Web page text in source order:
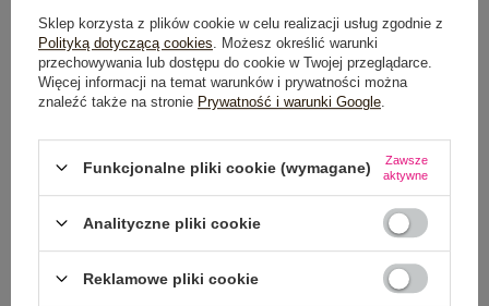
WYSYŁKA I DOSTAWA
ZWROTY I REKLAMACJE
Sklep korzysta z plików cookie w celu realizacji usług zgodnie z
Polityką dotyczącą cookies . Możesz określić warunki
przechowywania lub dostępu do cookie w Twojej przeglądarce.
Więcej informacji na temat warunków i prywatności można
znaleźć także na stronie Prywatność i warunki Google
Funkcjonalne pliki cookie (wymagane)
Zawsze
aktywne
Analityczne pliki cookie
Reklamowe pliki cookie